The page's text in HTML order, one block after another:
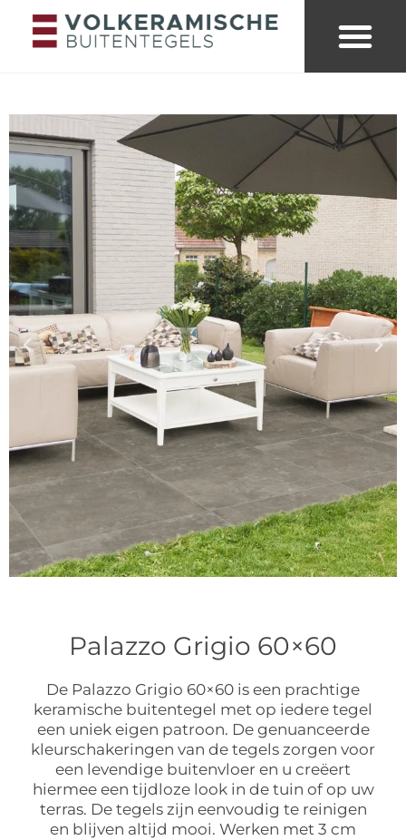
Palazzo Grigio 60×60
De Palazzo Grigio 60×60 is een prachtige
keramische buitentegel met op iedere tegel
een uniek eigen patroon. De genuanceerde
kleurschakeringen van de tegels zorgen voor
een levendige buitenvloer en u creëert
hiermee een tijdloze look in de tuin of op uw
terras. De tegels zijn eenvoudig te reinigen
en blijven altijd mooi. Werken met 3 cm